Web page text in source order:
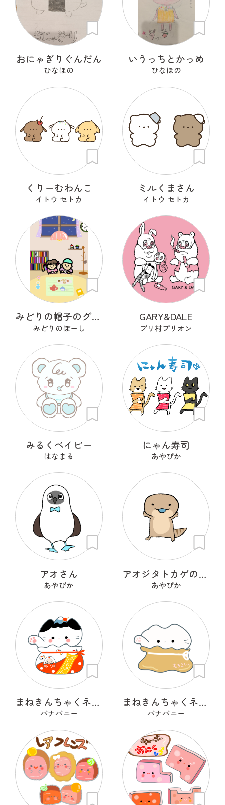
おにゃぎりぐんだん
ひなほの
いうっちとかっめ
ひなほの
くりーむわんこ
イトウ セトカ
ミルくまさん
イトウ セトカ
みどりの帽子のグリンくん
みどりのぼーし
GARY&DALE
プリ村プリオン
みるくベイビー
はなまる
にゃん寿司
あやぴか
アオさん
あやぴか
アオジタトカゲのべーたん
あやぴか
まねきんちゃくネコ（和巾着）
バナバニー
まねきんちゃくネコ（餅巾着）
バナバニー